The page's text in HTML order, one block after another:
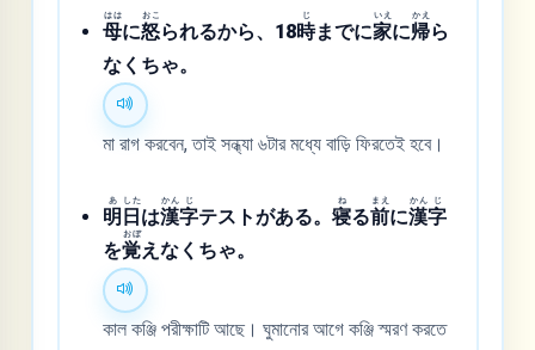
母
はは
に怒
おこ
られるから、18時
じ
までに家
いえ
に帰
かえ
ら
なくちゃ。
মা রাগ করবেন, তাই সন্ধ্যা ৬টার মধ্যে বাড়ি ফিরতেই হবে।
明
あ
日
した
は漢
かん
字
じ
テストがある。寝
ね
る前
まえ
に漢
かん
字
じ
を覚
おぼ
えなくちゃ。
কাল কঞ্জি পরীক্ষাটি আছে। ঘুমানোর আগে কঞ্জি স্মরণ করতে